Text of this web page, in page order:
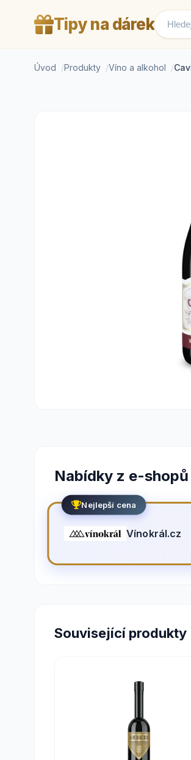
Tipy na dárek
Úvod Produkty Víno a alkohol
Nabídky z e-shopů
Nejlepší cena
Vínokrál.cz
Související produkty